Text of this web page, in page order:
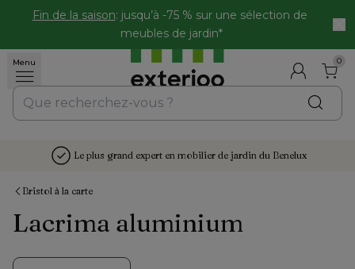
Fin de la saison: jusqu’à -75 % sur une sélection de
meubles de jardin*
Menu 0
Le plus grand expert en mobilier de jardin du Benelux
Bristol à la carte
Lacrima aluminium